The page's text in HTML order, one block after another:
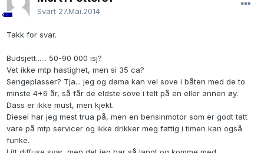
Svart 27.Mai.2014
Takk for svar.
Budsjett...... 50-90 000 isj?
Vet ikke mtp hastighet, men si 35 ca?
Sengeplasser? Tja... jeg og dama kan vel sove i båten med de to
minste 4+6 år, så får de eldste sove i telt på en eller annen øy.
Dass er ikke must, men kjekt.
Diesel har jeg mest trua på, men en bensinmotor som er godt tatt
vare på mtp servicer og ikke drikker meg fattig i timen kan også
funke.